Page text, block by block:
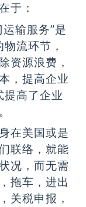
于：
输服务”是
流环节，
资源浪费，
，提高企业
高了企业
在美国或是
联络，就能
况，而无需
拖车，进出
关税申报，